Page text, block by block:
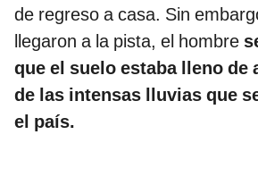
de regreso a casa. Sin
llegaron a la pista, el hombre
que el suelo estaba lleno de
de las intensas lluvias que
el país.